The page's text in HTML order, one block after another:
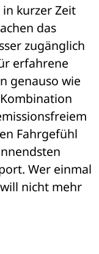
kurzer Zeit
das
zugä
r erfahrene
genauso wie
Fahrgefühl
nicht mehr